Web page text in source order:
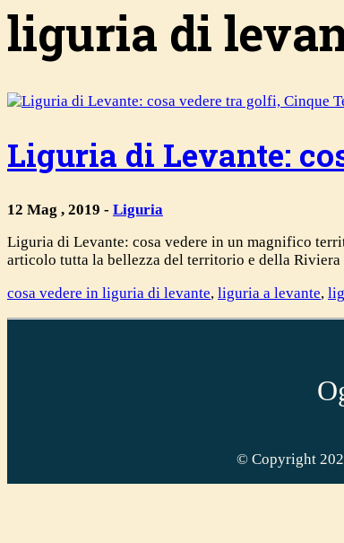
liguria di
Liguria di Levante:
12 Mag , 2019 - Liguria
Liguria di Levante: cosa vedere in un magnifico
articolo tutta la bellezza del territorio e della
cosa vedere in liguria di levante, liguria a levante,
© Copyright